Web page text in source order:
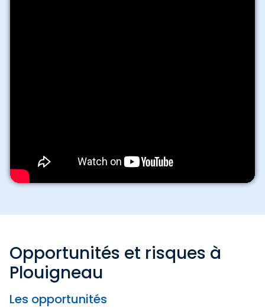
Opportunités et risques à
Plouigneau
Les opportunités